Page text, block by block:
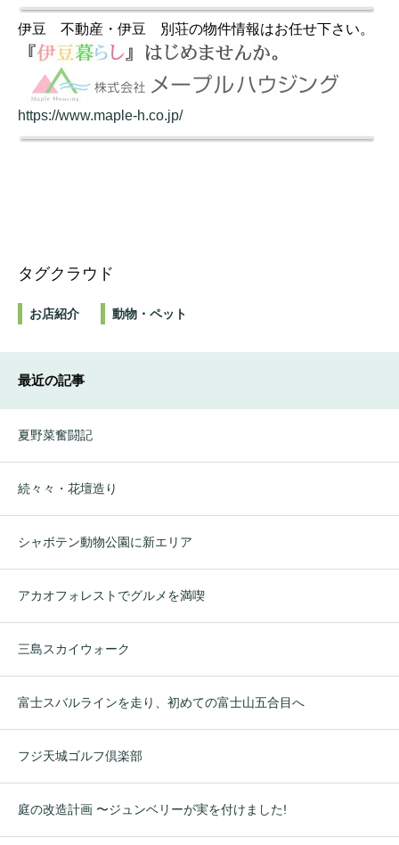
伊豆 不動産・伊豆 別荘の物件情報はお任せ下さい。
https://www.maple-h.co.jp/
タグクラウド
お店紹介 動物・ペット
最近の記事
夏野菜奮闘記
続々々・花壇造り
シャボテン動物公園に新エリア
アカオフォレストでグルメを満喫
三島スカイウォーク
富士スバルラインを走り、初めての富士山五合目へ
フジ天城ゴルフ倶楽部
庭の改造計画 〜ジュンベリーが実を付けました!